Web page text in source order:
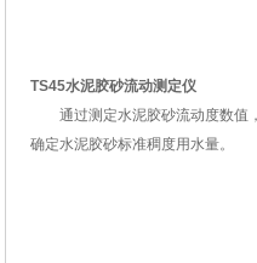
TS45水泥胶砂流动测定仪
通过测定水泥胶砂流动度数值
确定水泥胶砂标准稠度用水量。